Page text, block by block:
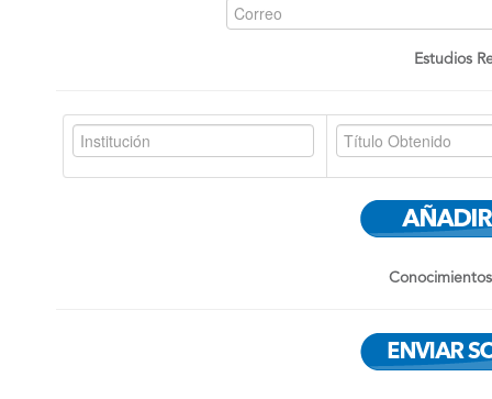
Estudios